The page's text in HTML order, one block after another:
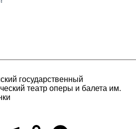
государственный
театр оперы и балета им.